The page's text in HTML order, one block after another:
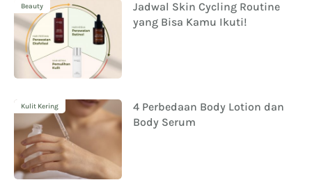
Beauty
Jadwal Skin Cycling Routine
yang Bisa Kamu Ikuti!
Kulit Kering
4 Perbedaan Body Lotion dan
Body Serum